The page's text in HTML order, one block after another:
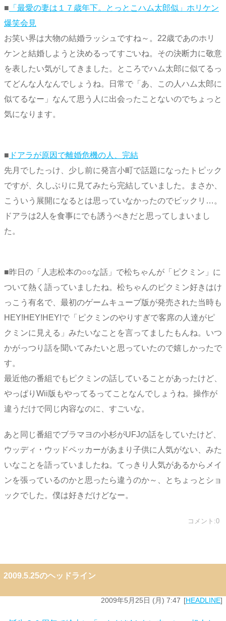
■ 「最愛の妻は１７歳年下。とっとこハム太郎似」ホリケン
爆笑会見
お笑い界は大物の結婚ラッシュですね～。22歳であのホリ
ケンと結婚しようと決めるってすごいね。その決断力に敬意
を表したい気がしてきました。ところでハム太郎に似てるっ
てどんな人なんでしょうね。日常で「あ、この人ハム太郎に
似てるなー」なんて思う人に出会ったことないのでちょっと
気になります。
■ ドアラが原因で離婚危機の人、完結
先月でしたっけ、少し前に発言小町で話題になったトピック
ですが、久しぶりに見てみたら完結していました。まさか、
こういう展開になるとは思っていなかったのでビックリ…。
ドアラは2人を食事にでも誘うべきだと思ってしまいまし
た。
■昨日の「人志松本の○○な話」で松ちゃんが「ピクミン」に
ついて熱く語っていましたね。松ちゃんのピクミン好きはけ
っこう有名で、最初のゲームキューブ版が発売された当時も
HEY!HEY!HEY!で「ピクミンのやりすぎで客席の人達がピ
クミンに見える」みたいなことを言ってましたもんね。いつ
かがっつり話を聞いてみたいと思っていたので嬉しかったで
す。
最近他の番組でもピクミンの話していることがあったけど、
やっぱりWii版もやってるってことなんでしょうね。操作が
違うだけで同じ内容なのに、すごいな。
あと同じ番組でブラマヨの小杉がUFJの話をしていたけど、
ウッディ・ウッドペッカーがあまり子供に人気がない、みた
いなことを語っていましたね。てっきり人気があるからメイ
ンを張っているのかと思ったら違うのか～、とちょっとショ
ックでした。僕は好きだけどなー。
コメント:0
2009.5.25のヘッドライン
2009年5月25日 (月) 7:47 HEADLINE